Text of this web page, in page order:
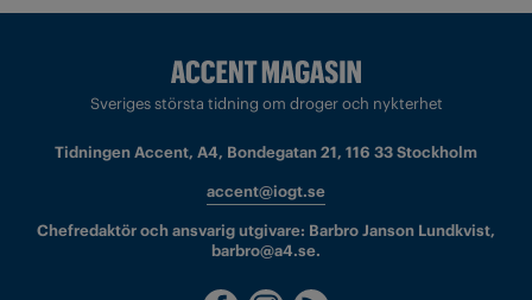
Sveriges största tidning om droger och nykterhet
Tidningen Accent, A4, Bondegatan 21, 116 33 Stockholm
accent@iogt.se
Chefredaktör och ansvarig utgivare: Barbro Janson Lundkvist,
barbro@a4.se.